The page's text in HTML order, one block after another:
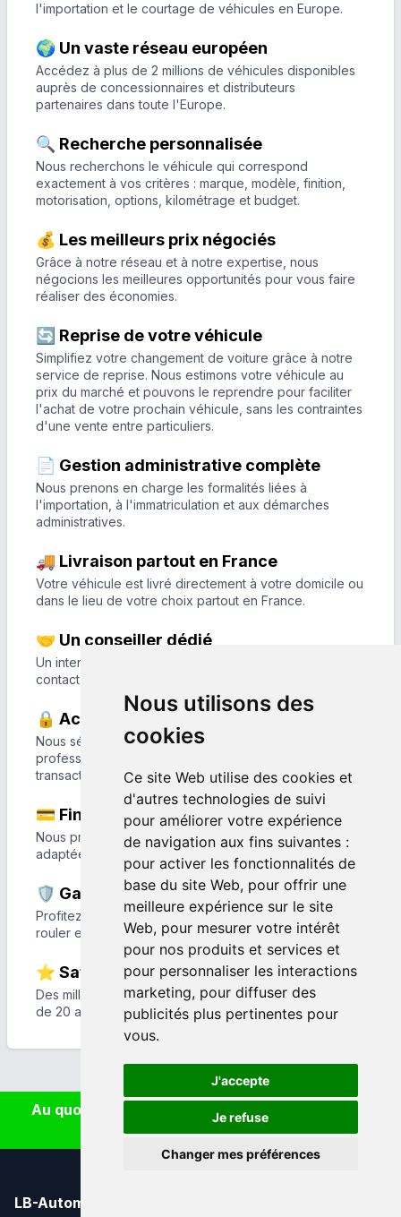
Nous utilisons des
cookies
Ce site Web utilise des cookies et
d'autres technologies de suivi
pour améliorer votre expérience
de navigation aux fins suivantes :
pour activer les fonctionnalités de
base du site Web, pour offrir une
meilleure expérience sur le site
Web, pour mesurer votre intérêt
pour nos produits et services et
pour personnaliser les interactions
marketing, pour diffuser des
publicités plus pertinentes pour
vous.
J'accepte
Je refuse
Changer mes préférences
l'importation et le courtage de véhicules en Europe.
🌍 Un vaste réseau européen
Accédez à plus de 2 millions de véhicules disponibles
auprès de concessionnaires et distributeurs
partenaires dans toute l'Europe.
🔍 Recherche personnalisée
Nous recherchons le véhicule qui correspond
exactement à vos critères : marque, modèle, finition,
motorisation, options, kilométrage et budget.
💰 Les meilleurs prix négociés
Grâce à notre réseau et à notre expertise, nous
négocions les meilleures opportunités pour vous faire
réaliser des économies.
🔄 Reprise de votre véhicule
Simplifiez votre changement de voiture grâce à notre
service de reprise. Nous estimons votre véhicule au
prix du marché et pouvons le reprendre pour faciliter
l'achat de votre prochain véhicule, sans les contraintes
d'une vente entre particuliers.
📄 Gestion administrative complète
Nous prenons en charge les formalités liées à
l'importation, à l'immatriculation et aux démarches
administratives.
🚚 Livraison partout en France
Votre véhicule est livré directement à votre domicile ou
dans le lieu de votre choix partout en France.
🤝 Un conseiller dédié
Un interlocuteur unique vous accompagne du premier
contact jusqu'à la livraison de votre véhicule.
🔒 Achat en toute sérénité
Nous sélectionnons nos véhicules auprès de
professionnels reconnus afin de garantir une
transaction sécurisée et transparente.
💳 Financement sur mesure
Nous proposons des solutions de financement
adaptées à votre projet et à votre budget.
🛡️ Garantie et extensions
Profitez de garanties et d'extensions de garantie pour
rouler en toute tranquillité.
⭐ Satisfaction client
Des milliers de clients nous font confiance depuis plus
de 20 ans pour l'achat de leur véhicule.
Au quotidien, prenez les transports en commun
#SeDéplacerMoinsPolluer
LB-Automobiles.com